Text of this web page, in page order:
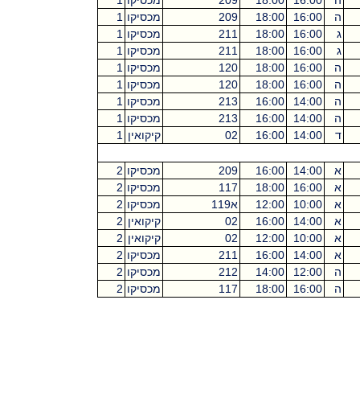
ה
16:00
18:00
209 מכסיקו 1
ג
16:00
18:00
211 מכסיקו 1
ג
16:00
18:00
211 מכסיקו 1
ה
16:00
18:00
120 מכסיקו 1
ה
16:00
18:00
120 מכסיקו 1
ה
14:00
16:00
213 מכסיקו 1
ה
14:00
16:00
213 מכסיקו 1
ד
14:00
16:00
02 קיקואין 1
א 14:00
16:00
209 מכסיקו 2
א
16:00
18:00
117 מכסיקו 2
א
10:00
12:00 א119 מכסיקו 2
א
14:00
16:00
02 קיקואין 2
א
10:00
12:00
02 קיקואין 2
א
14:00
16:00
211 מכסיקו 2
ה
12:00
14:00
212 מכסיקו 2
ה
16:00
18:00
117 מכסיקו 2